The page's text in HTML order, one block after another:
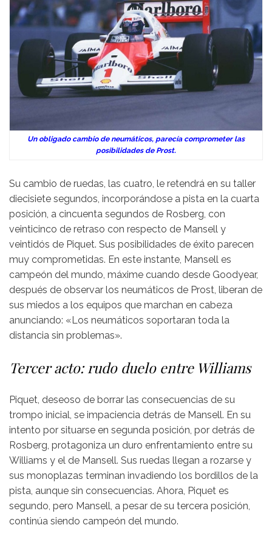
Un obligado cambio de neumáticos, parecía comprometer las
posibilidades de Prost.
Su cambio de ruedas, las cuatro, le retendrá en su taller
diecisiete segundos, incorporándose a pista en la cuarta
posición, a cincuenta segundos de Rosberg, con
veinticinco de retraso con respecto de Mansell y
veintidós de Piquet. Sus posibilidades de éxito parecen
muy comprometidas. En este instante, Mansell es
campeón del mundo, máxime cuando desde Goodyear,
después de observar los neumáticos de Prost, liberan de
sus miedos a los equipos que marchan en cabeza
anunciando: «Los neumáticos soportaran toda la
distancia sin problemas».
Tercer acto: rudo duelo entre Williams
Piquet, deseoso de borrar las consecuencias de su
trompo inicial, se impaciencia detrás de Mansell. En su
intento por situarse en segunda posición, por detrás de
Rosberg, protagoniza un duro enfrentamiento entre su
Williams y el de Mansell. Sus ruedas llegan a rozarse y
sus monoplazas terminan invadiendo los bordillos de la
pista, aunque sin consecuencias. Ahora, Piquet es
segundo, pero Mansell, a pesar de su tercera posición,
continúa siendo campeón del mundo.